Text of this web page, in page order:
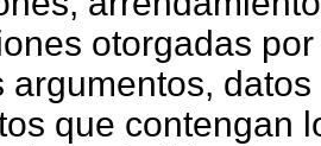
otorgadas
argumentos,
que contengan